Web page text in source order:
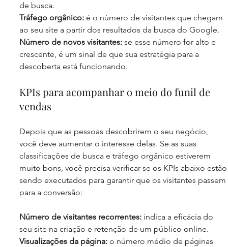
de busca.
Tráfego orgânico: é o número de visitantes que chegam
ao seu site a partir dos resultados da busca do Google.
Número de novos visitantes: se esse número for alto e
crescente, é um sinal de que sua estratégia para a
descoberta está funcionando.
KPIs para acompanhar o meio do funil de
vendas
Depois que as pessoas descobrirem o seu negócio,
você deve aumentar o interesse delas. Se as suas
classificações de busca e tráfego orgânico estiverem
muito bons, você precisa verificar se os KPIs abaixo
sendo executados para garantir que os visitantes passem
para a conversão:
Número de visitantes recorrentes: indica a eficácia do
seu site na criação e retenção de um público online.
Visualizações da página: o número médio de páginas